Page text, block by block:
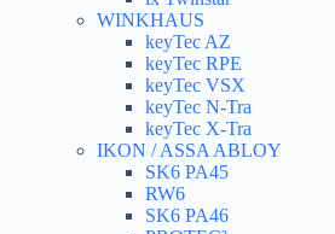
WINKHAUS
keyTec AZ
keyTec RPE
keyTec VSX
keyTec N-Tra
keyTec X-Tra
IKON / ASSA ABLOY
SK6 PA45
RW6
SK6 PA46